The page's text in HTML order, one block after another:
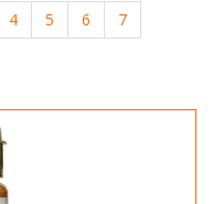
4 5 6
7